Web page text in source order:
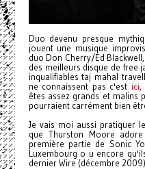
Duo devenu presque
jouent une musique
duo Don Cherry/Ed
des meilleurs disque de free
inqualifiables taj mahal
ne connaissent pas c'est ici,
êtes assez grands et malins
pourraient carrément bien
Je vais moi aussi pratiquer
que Thurston Moore
première partie de Sonic
Luxembourg o u encore
dernier Wire (décembre 2009).